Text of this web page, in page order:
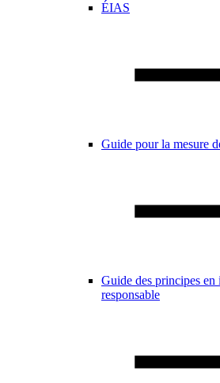
ÉIAS
Guide pour la mesure
Guide des principes
responsable